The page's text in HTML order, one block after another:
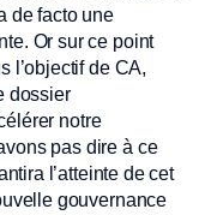
de facto une
Or sur ce point
l’objectif de CA,
dossier
notre
pas dire à ce
l’atteinte de cet
gouvernance